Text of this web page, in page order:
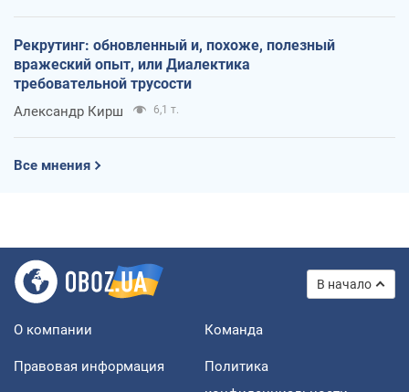
Рекрутинг: обновленный и, похоже, полезный
вражеский опыт, или Диалектика
требовательной трусости
Александр Кирш 6,1 т.
Все мнения
В начало
О компании Команда
Правовая информация
Политика